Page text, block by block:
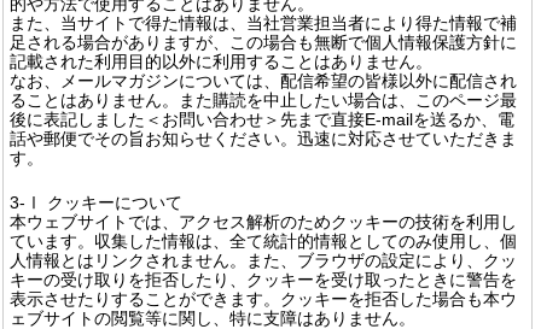
また、当サイトで得た情報は、当社営業担当者により得た情報で補
足される場合がありますが、この場合も無断で個人情報保護方針に
記載された利用目的以外に利用することはありません。
なお、メールマガジンについては、配信希望の皆様以外に配信され
ることはありません。また購読を中止したい場合は、このページ最
後に表記しました＜お問い合わせ＞先まで直接E-mailを送るか、電
話や郵便でその旨お知らせください。迅速に対応させていただきま
す。
3-Ⅰ クッキーについて
本ウェブサイトでは、アクセス解析のためクッキーの技術を利用し
ています。収集した情報は、全て統計的情報としてのみ使用し、個
人情報とはリンクされません。また、ブラウザの設定により、クッ
キーの受け取りを拒否したり、クッキーを受け取ったときに警告を
表示させたりすることができます。クッキーを拒否した場合も本ウ
ェブサイトの閲覧等に関し、特に支障はありません。